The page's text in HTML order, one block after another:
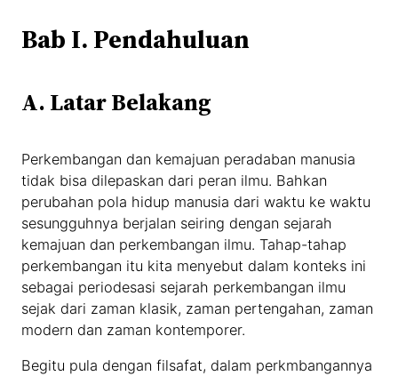
Bab I. Pendahuluan
A. Latar Belakang
Perkembangan dan kemajuan peradaban manusia
tidak bisa dilepaskan dari peran ilmu. Bahkan
perubahan pola hidup manusia dari waktu ke waktu
sesungguhnya berjalan seiring dengan sejarah
kemajuan dan perkembangan ilmu. Tahap-tahap
perkembangan itu kita menyebut dalam konteks ini
sebagai periodesasi sejarah perkembangan ilmu
sejak dari zaman klasik, zaman pertengahan, zaman
modern dan zaman kontemporer.
Begitu pula dengan filsafat, dalam perkmbangannya